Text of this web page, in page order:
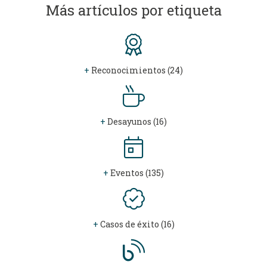
Más artículos por etiqueta
+ Reconocimientos (24)
+ Desayunos (16)
+ Eventos (135)
+ Casos de éxito (16)